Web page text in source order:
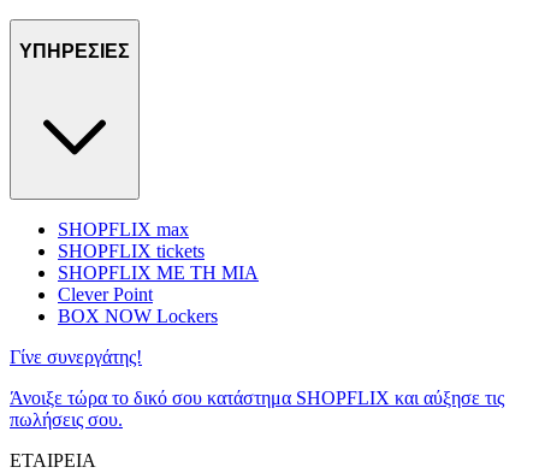
ΥΠΗΡΕΣΙΕΣ
SHOPFLIX max
SHOPFLIX tickets
SHOPFLIX ΜΕ ΤΗ ΜΙΑ
Clever Point
BOX NOW Lockers
Γίνε συνεργάτης!
Άνοιξε τώρα το δικό σου κατάστημα SHOPFLIX και αύξησε τις
πωλήσεις σου.
ΕΤΑΙΡΕΙΑ